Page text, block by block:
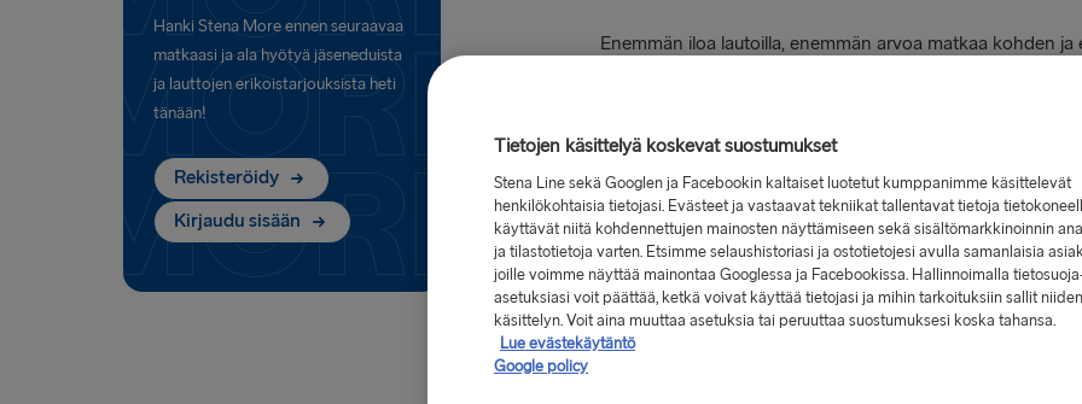
Hanki Stena More ennen seuraavaa
matkaasi ja ala hyötyä jäseneduista
ja lauttojen erikoistarjouksista heti
tänään!
Rekisteröidy
Kirjaudu sisään
Enemmän iloa lautoilla, enemmän arvoa matkaa kohden
Rekisteröidy nyt
Tietojen käsittelyä koskevat suostumukset
Stena Line sekä Googlen ja Facebookin kaltaiset luotetut kumppanimme käsittelevät
henkilökohtaisia tietojasi. Evästeet ja vastaavat tekniikat tallentavat tietoja
käyttävät niitä kohdennettujen mainosten näyttämiseen sekä sisältömarkkinoinnin
ja tilastotietoja varten. Etsimme selaushistoriasi ja ostotietojesi avulla samanlaisia
joille voimme näyttää mainontaa Googlessa ja Facebookissa. Hallinnoimalla
asetuksiasi voit päättää, ketkä voivat käyttää tietojasi ja mihin tarkoituksiin sallit niiden
käsittelyn. Voit aina muuttaa asetuksia tai peruuttaa suostumuksesi koska tahansa.
Lue evästekäytäntö
Google policy